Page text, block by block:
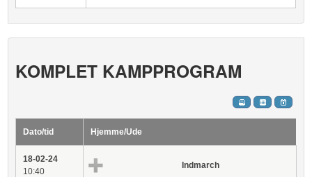
KOMPLET KAMPPROGRAM
Dato/tid Hjemme/Ude
18-02-24
10:40
Indmarch